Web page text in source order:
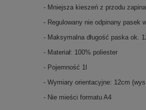
- Mniejsza kieszeń z przodu
- Regulowany nie odpinany pasek
- Maksymalna długość paska ok.
- Materiał: 100% poliester
- Pojemność 1l
- Wymiary orientacyjne: 12cm
- Nie mieści formatu A4